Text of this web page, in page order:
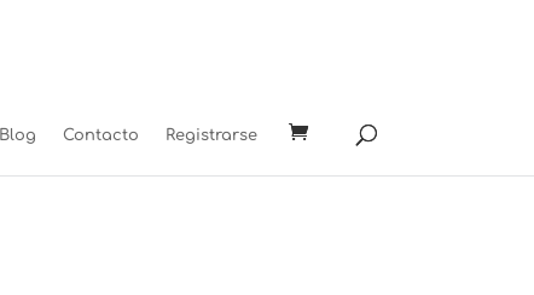
Blog Contacto Registrarse